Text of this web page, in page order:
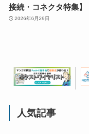
接続・コネクタ特集】
2026年6月29日
人気記事